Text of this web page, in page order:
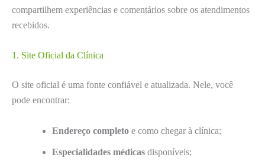
compartilhem experiências e comentários sobre os atendimentos
recebidos.
1. Site Oficial da Clínica
O site oficial é uma fonte confiável e atualizada. Nele, você
pode encontrar:
Endereço completo e como chegar à clínica;
Especialidades médicas disponíveis;